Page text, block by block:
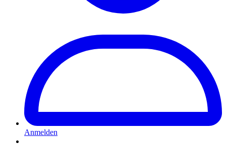
Anmelden